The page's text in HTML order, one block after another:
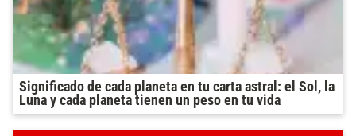
Significado de cada planeta en tu carta astral: el Sol, la
Luna y cada planeta tienen un peso en tu vida